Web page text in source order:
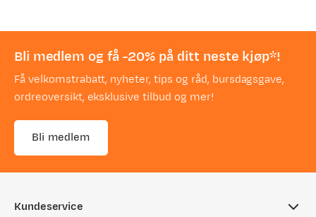
Bli medlem og få -20% på ditt neste kjøp*!
Få velkomstrabatt, nyheter, tips og råd, bursdagsgave,
ordreoversikt, eksklusive tilbud og mer!
Bli medlem
Kundeservice